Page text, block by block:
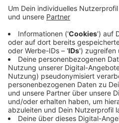
dem Dienst im
können virtuell im
Weitere Tage sind auf
Hier geht's zu den Infos!
Veröffentlicht:Dienstag,